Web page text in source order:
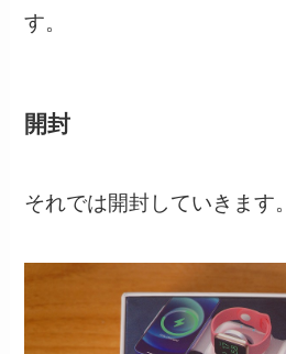
す。
開封
それでは開封していきます。